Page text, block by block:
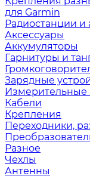
для Garmin
Радиостанции и
Аксессуары
Аккумуляторы
Гарнитуры и
Зарядные
Кабели
Крепления
Переходники,
Разное
Чехлы
Антенны